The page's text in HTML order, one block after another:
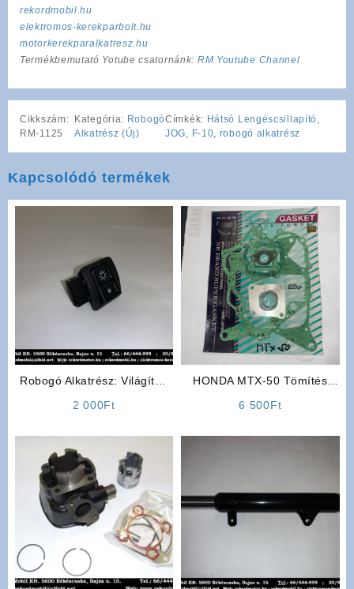
rekordmobil.hu
elektromos-kerekparbolt.hu
motorkerekparalkatresz.hu
Termékbemutató Yotube csatornánk: RM Youtube Channel
Cikkszám:
RM-1125
Kategória: Robogó
Alkatrész (Új)
Címkék: Hátsó Lengéscsillapító
JOG
F-10 robogó alkatrész
Kapcsolódó termékek
Robogó Alkatrész: Világítás
2 000Ft
HONDA MTX-50 Tömítés
6 500Ft